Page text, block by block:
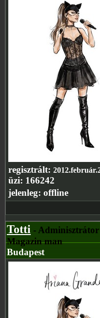
regisztrált:
üzi: 166242
jelenleg: offline
Totti- Adminisztrátor
Magazin man
Budapest